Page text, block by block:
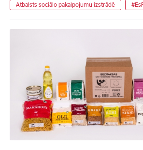
Atbalsts sociālo pakalpojumu izstrādē